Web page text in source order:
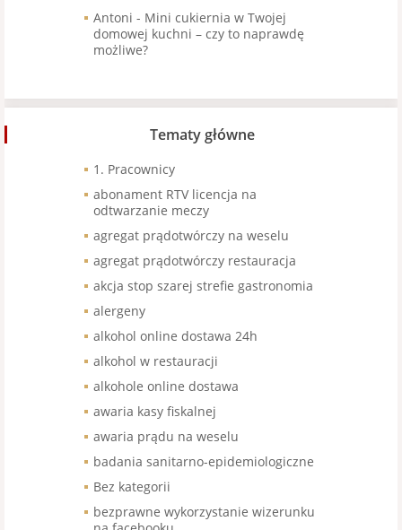
Antoni - Mini cukiernia w Twojej
domowej kuchni – czy to naprawdę
możliwe?
Tematy główne
1. Pracownicy
abonament RTV licencja na
odtwarzanie meczy
agregat prądotwórczy na weselu
agregat prądotwórczy restauracja
akcja stop szarej strefie gastronomia
alergeny
alkohol online dostawa 24h
alkohol w restauracji
alkohole online dostawa
awaria kasy fiskalnej
awaria prądu na weselu
badania sanitarno-epidemiologiczne
Bez kategorii
bezprawne wykorzystanie wizerunku